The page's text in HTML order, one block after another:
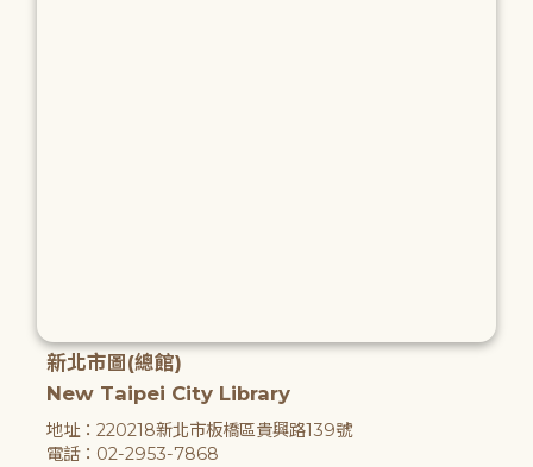
新北市圖(總館)
New Taipei City Library
地址：220218新北市板橋區貴興路139號
電話：02-2953-7868